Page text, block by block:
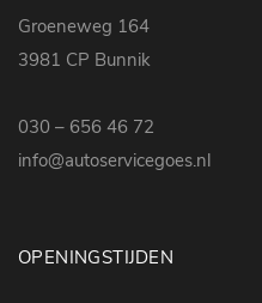
Groeneweg 164
3981 CP Bunnik
030 – 656 46 72
info@autoservicegoes.nl
OPENINGSTIJDEN